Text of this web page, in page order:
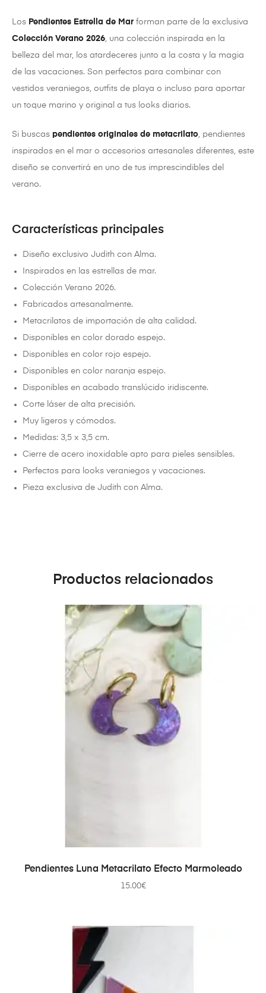
Los Pendientes Estrella de Mar forman parte de la exclusiva
Colección Verano 2026 , una colección inspirada en la
belleza del mar, los atardeceres junto a la costa y la magia
de las vacaciones. Son perfectos para combinar con
vestidos veraniegos, outfits de playa o incluso para aportar
un toque marino y original a tus looks diarios.
Si buscas pendientes originales de metacrilato , pendientes
inspirados en el mar o accesorios artesanales diferentes, este
diseño se convertirá en uno de tus imprescindibles del
verano.
Características principales
Diseño exclusivo Judith con Alma.
Inspirados en las estrellas de mar.
Colección Verano 2026.
Fabricados artesanalmente.
Metacrilatos de importación de alta calidad.
Disponibles en color dorado espejo.
Disponibles en color rojo espejo.
Disponibles en color naranja espejo.
Disponibles en acabado translúcido iridiscente.
Corte láser de alta precisión.
Muy ligeros y cómodos.
Medidas: 3,5 x 3,5 cm.
Cierre de acero inoxidable apto para pieles sensibles.
Perfectos para looks veraniegos y vacaciones.
Pieza exclusiva de Judith con Alma.
Productos relacionados
SELECCIONAR OPCIONES
Pendientes Luna Metacrilato Efecto Marmoleado
15.00€